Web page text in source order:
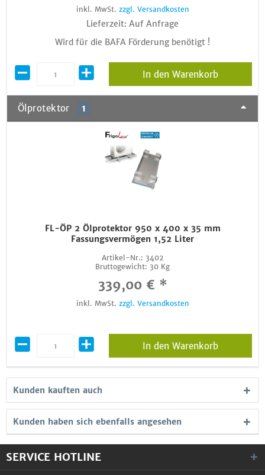
inkl. MwSt. zzgl. Versandkosten
Lieferzeit: Auf Anfrage
Wird für die BAFA Förderung benötigt !
In den Warenkorb
Ölprotektor 1
FL-ÖP 2 Ölprotektor 950 x 400 x 35 mm
Fassungsvermögen 1,52 Liter
Artikel-Nr.: 3402
Bruttogewicht: 30 Kg
339,00 € *
inkl. MwSt. zzgl. Versandkosten
In den Warenkorb
Kunden kauften auch
Kunden haben sich ebenfalls angesehen
SERVICE HOTLINE